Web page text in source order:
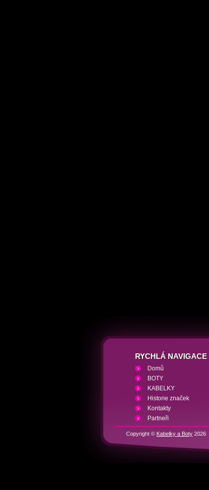
RYCHLÁ NAVIGACE
Domů
BOTY
KABELKY
Historie značek
Kontakty
Partneři
Copyright © Kabelky a Boty 2026